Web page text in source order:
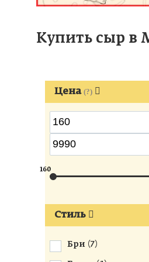
Купить сыр в
Цена (?)
160
Стиль
Бри (7)